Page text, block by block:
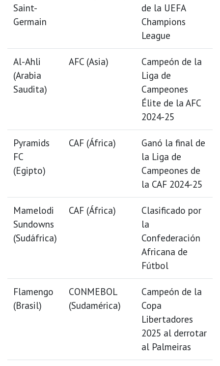
Saint-
Germain
de la UEFA
Champions
League
Al-Ahli
(Arabia
Saudita)
AFC (Asia)
Campeón de la
Liga de
Campeones
Élite de la AFC
2024-25
Pyramids
FC
(Egipto)
CAF (África)
Ganó la final de
la Liga de
Campeones de
la CAF 2024-25
Mamelodi
Sundowns
(Sudáfrica)
CAF (África)
Clasificado por
la
Confederación
Africana de
Fútbol
Flamengo
(Brasil)
CONMEBOL
(Sudamérica)
Campeón de la
Copa
Libertadores
2025 al derrotar
al Palmeiras